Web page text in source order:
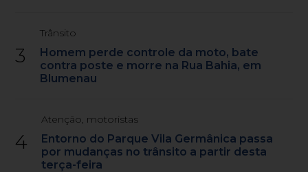
3
Trânsito
Homem perde controle da moto, bate
contra poste e morre na Rua Bahia, em
Blumenau
4
Atenção, motoristas
Entorno do Parque Vila Germânica passa
por mudanças no trânsito a partir desta
terça-feira